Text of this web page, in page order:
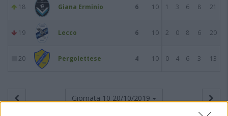
18 Giana Erminio 6 10 1 3 6 8 21
19 Lecco 6 10 2 0 8 6 20
20 Pergolettese 4 10 0 4 6 3 13
Giornata 10 20/10/2019